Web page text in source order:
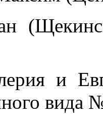
и
вида